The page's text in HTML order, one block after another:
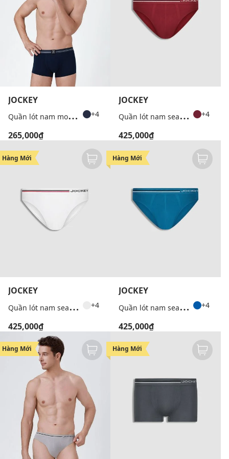
JOCKEY
Q
uần lót nam modal dáng trunk +4
265,000₫
JOCKEY
Q
uần lót nam seamfree dáng brief +4
425,000₫
Hàng Mới
JOCKEY
Q
uần lót nam seamfree dáng brief +4
425,000₫
Hàng Mới
JOCKEY
Q
uần lót nam seamfree dáng brief +4
425,000₫
Hàng Mới Hàng Mới